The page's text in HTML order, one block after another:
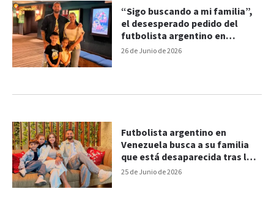
26 de Junio de 2026
“Sigo buscando a mi familia”,
el desesperado pedido del
futbolista argentino en
Venezuela
25 de Junio de 2026
Futbolista argentino en
Venezuela busca a su familia
que está desaparecida tras los
terremotos